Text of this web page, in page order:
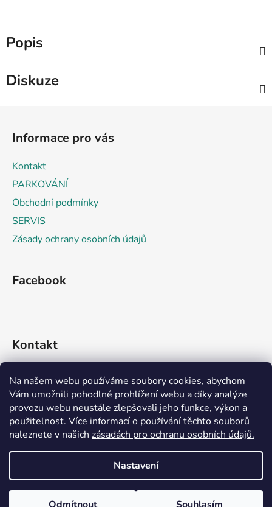
Na našem webu používáme soubory cookies, abychom
Vám umožnili pohodlné prohlížení webu a díky analýze
provozu webu neustále zlepšovali jeho funkce, výkon a
použitelnost. Více informací o používání těchto souborů
naleznete v našich zásadách pro ochranu osobních údajů.
Nastavení
Popis
Diskuze
Informace pro vás
Kontakt
PARKOVÁNÍ
Obchodní podmínky
SERVIS
Zásady ochrany osobních údajů
Facebook
Kontakt
info@rideko.cz
+420 721 360 992
Vytvořil Shoptet